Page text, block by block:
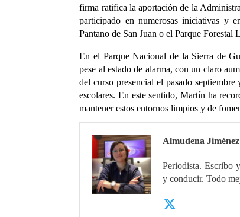
firma ratifica la aportación de la
participado en numerosas iniciativas y
Pantano de San Juan o el Parque Forestal
En el Parque Nacional de la Sierra de
pese al estado de alarma, con un claro
del curso presencial el pasado
escolares. En este sentido, Martín ha
mantener estos entornos limpios y de
Almudena Jiménez
Periodista. Escribo
y conducir. Todo